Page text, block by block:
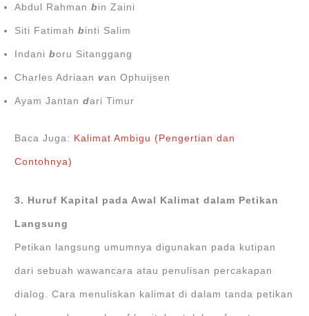
Abdul Rahmanb in Zaini
Siti Fatimahb inti Salim
Indaniboru Sitanggang
Charles Adriaan van Ophuijsen
Ayam Jantandari Timur
Baca Juga: Kalimat Ambigu (Pengertian dan
Contohnya)
3. Huruf Kapital pada Awal Kalimat dalam Petikan
Langsung
Petikan langsung umumnya digunakan pada kutipan
dari sebuah wawancara atau penulisan percakapan
dialog. Cara menuliskan kalimat di dalam tanda petikan